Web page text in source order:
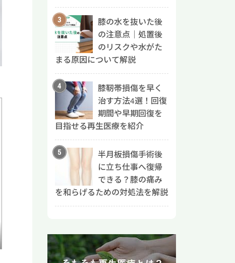
膝の水を抜いた後
の注意点｜処置後
のリスクや水がた
まる原因について解説
膝靭帯損傷を早く
治す方法4選！回復
期間や早期回復を
目指せる再生医療を紹介
半月板損傷手術後
に立ち仕事へ復帰
できる？膝の痛み
を和らげるための対処法を解説